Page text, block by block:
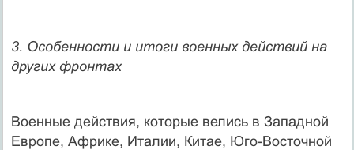
3. Особенности и итоги военных действий на
других фронтах
Военные действия, которые велись в Западной
Европе, Африке, Италии, Китае, Юго-Восточной